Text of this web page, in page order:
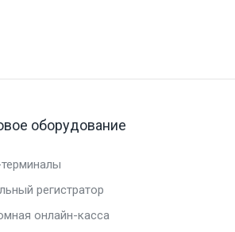
оборудование
регистратор
онлайн-касса